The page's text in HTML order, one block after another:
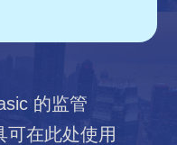
的监管
可在此处使用